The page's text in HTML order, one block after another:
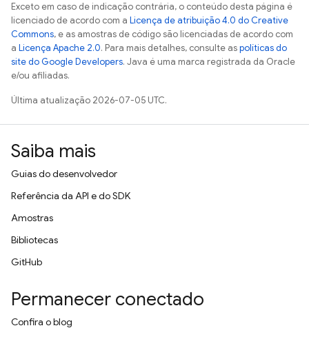
Exceto em caso de indicação contrária, o conteúdo desta página é
licenciado de acordo com a Licença de atribuição 4.0 do Creative
Commons, e as amostras de código são licenciadas de acordo com
a Licença Apache 2.0. Para mais detalhes, consulte aspolíticas do
site do Google Developers. Java é uma marca registrada da Oracle
e/ou afiliadas.
Última atualização 2026-07-05 UTC.
Saiba mais
Guias do desenvolvedor
Referência da API e do SDK
Amostras
Bibliotecas
GitHub
Permanecer conectado
Confira o blog